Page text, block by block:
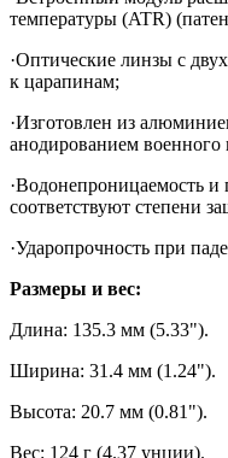
температуры (ATR)
·Оптические линзы с
к царапинам;
·Изготовлен из
анодированием военного
·Водонепроницаемость
соответствуют степени
·Ударопрочность при
Размеры и вес:
Длина: 135.3 мм (5.33").
Ширина: 31.4 мм (1.24").
Высота: 20.7 мм (0.81").
Вес: 124 г (4.37 унции).